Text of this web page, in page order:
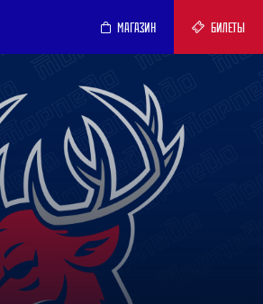
МАГАЗИН БИЛЕТЫ